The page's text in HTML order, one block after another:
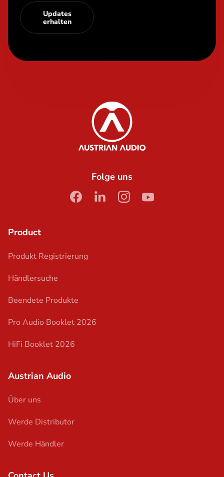
Updates
erhalten
Austrian Audio
Folge uns
facebook
linkedininstagram
youtube
Product
Produkt Registrierung
Händlersuche
Beendete Produkte
Pro Audio Booklet 2026
HiFi Booklet 2026
Austrian Audio
Über uns
Werde Distributor
Werde Händler